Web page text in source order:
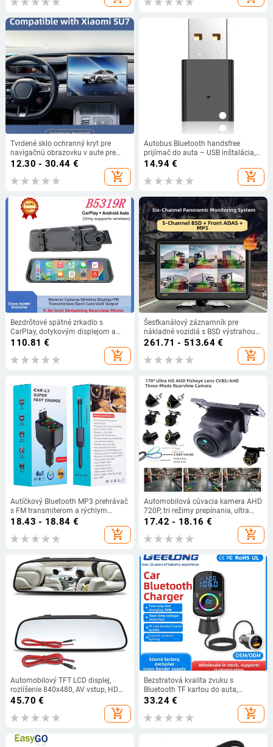
Tvrdené sklo ochranný kryt pre
navigačnú obrazovku v aute pre
Xiaomi SU7/Ultra – kompatibilný s
prispôsobiteľné spracovanie
12.30 - 30.44 €
add_shopping_cart
Autobus Bluetooth handsfree
prijímač do auta – USB inštalácia,
5V vstup, Bluetooth zvukový výstup,
frekvenčný rozsah 20–20kHz,
reproduktor 2W
14.94€
add_shopping_cart
Bezdrôtové spätné zrkadlo s
CarPlay, dotykovým displejom a
záznamníkom, model B5319R,
Allwinner Melis OS, 720p, 1.0 MP
110.81 €
add_shopping_cart
Šesťkanálový záznamník pre
nákladné vozidlá s BSD výstrahou
slepých miest a ADAS, 140° zorné
pole, 1080p, TF karta, USB, objektív
F1.6
261.71 - 513.64€
add_shopping_cart
Autíčkový Bluetooth MP3 prehrávač
s FM transmiterom a rýchlym
nabíjaním PD, model L3L4L5, 120W,
18.43 - 18.84 €
add_shopping_cart
Automobilová cúvacia kamera AHD
720P, tri režimy prepínania, ultra
jasný CVBS spätný pohľad
17.42 - 18.16 €
add_shopping_cart
Automobilový TFT LCD displej,
rozlíšenie 840x480, AV vstup, HD
spätný pohľad
45.70 €
add_shopping_cart
Bezstratová kvalita zvuku s
Bluetooth TF kartou do auta,
farebný prehrávač okolitého svetla,
obojsmerné rýchle nabíjanie, 18W
napätie, detekcia v reálnom čase
33.24€
add_shopping_cart